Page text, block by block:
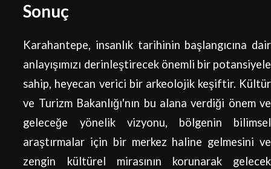
Sonuç
Karahantepe, insanlık tarihinin başlangıcına dair
anlayışımızı derinleştirecek önemli bir potansiyele
sahip, heyecan verici bir arkeolojik keşiftir. Kültür
ve Turizm Bakanlığı'nın bu alana verdiği önem ve
geleceğe yönelik vizyonu, bölgenin bilimsel
araştırmalar için bir merkez haline gelmesini ve
zengin kültürel mirasının korunarak gelecek